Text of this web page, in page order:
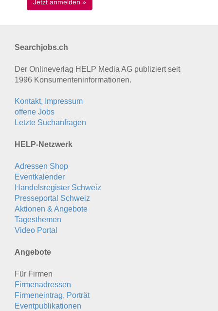
Searchjobs.ch
Der Onlineverlag HELP Media AG publiziert seit
1996 Konsumenten­informationen.
Kontakt, Impressum
offene Jobs
Letzte Suchanfragen
HELP-Netzwerk
Adressen Shop
Eventkalender
Handelsregister Schweiz
Presseportal Schweiz
Aktionen & Angebote
Tagesthemen
Video Portal
Angebote
Für Firmen
Firmenadressen
Firmeneintrag, Porträt
Eventpublikationen